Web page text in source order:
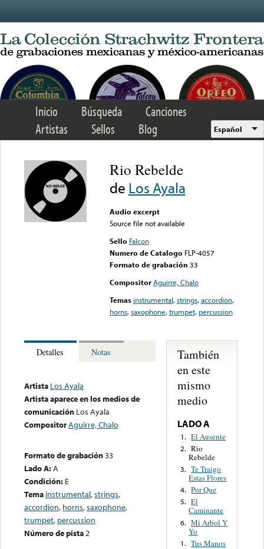
Inicio Búsqueda
Canciones
Artistas
Sellos Blog Español
Rio Rebelde
de Los Ayala
Audio excerpt
Source file not available
Sello Falcon
Numero de Catalogo FLP-4057
Formato de grabación 33
Compositor Aguirre, Chalo
Temas instrumental,strings,accordion,
horns,saxophone,trumpet, percussion
Detalles Notas
Artista Los Ayala
Artista aparece en los medios de
comunicación Los Ayala
CompositorAguirre, Chalo
Formato de grabación33
Lado A:A
Condición: E
Tema instrumental,strings,
accordion, horns,saxophone,
trumpet, percussion
Número de pista2
También
en este
mismo
medio
LADO A
1. El Ausente
2. Rio
Rebelde
3. Te Traigo
Estas Flores
4. Por Que
5. El
Caminante
6. Mi Arbol Y
Yo
1. Tus Manos